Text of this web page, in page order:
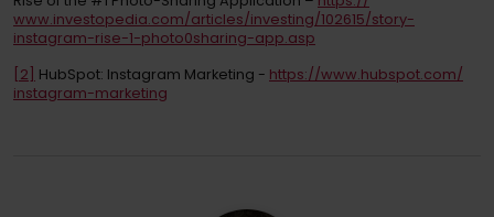
www.investopedia.com/articles/investing/102615/story-
instagram-rise-1-photo0sharing-app.asp
[2]
HubSpot: Instagram Marketing - https://www.hubspot.com/
instagram-marketing